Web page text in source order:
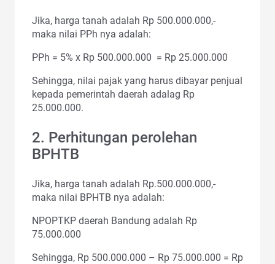
Jika, harga tanah adalah Rp 500.000.000,-
maka nilai PPh nya adalah:
PPh = 5% x Rp 500.000.000 = Rp 25.000.000
Sehingga, nilai pajak yang harus dibayar penjual
kepada pemerintah daerah adalag Rp
25.000.000.
2. Perhitungan perolehan
BPHTB
Jika, harga tanah adalah Rp.500.000.000,-
maka nilai BPHTB nya adalah:
NPOPTKP daerah Bandung adalah Rp
75.000.000
Sehingga, Rp 500.000.000 – Rp 75.000.000 = Rp